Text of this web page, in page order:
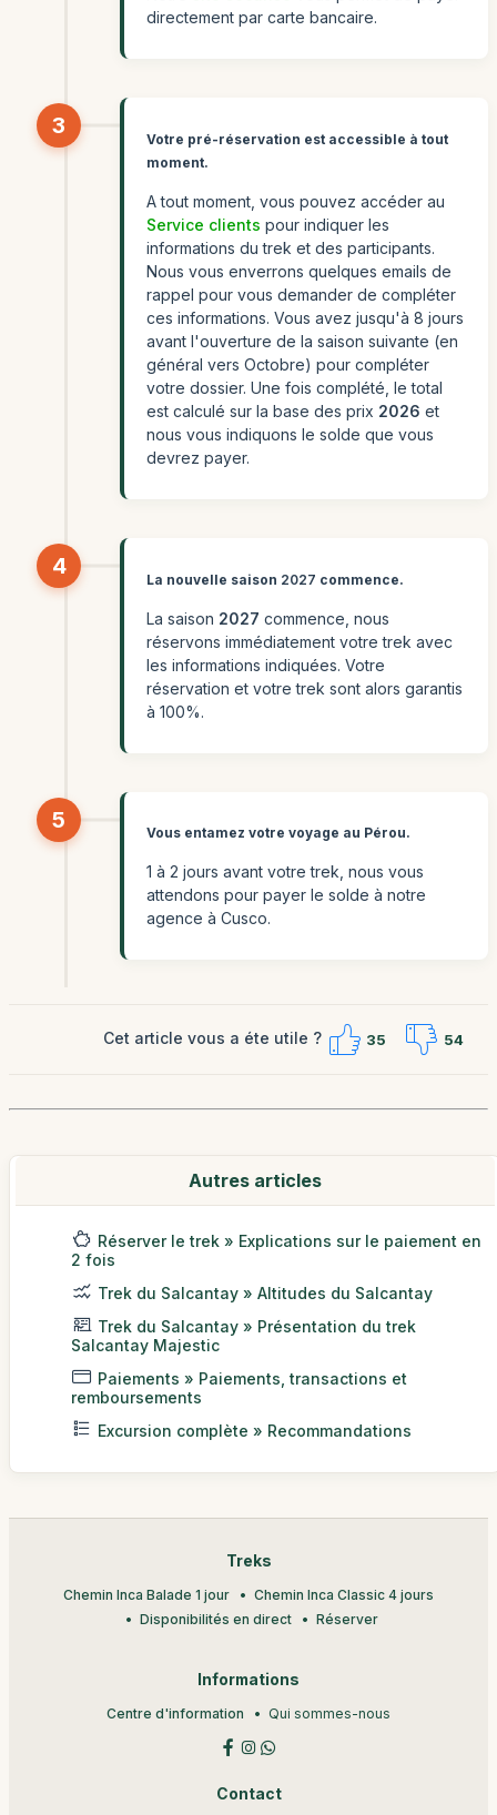
directement par carte bancaire.
3
Votre pré-réservation est accessible à tout
moment.
A tout moment, vous pouvez accéder au
Service clients pour indiquer les
informations du trek et des participants.
Nous vous enverrons quelques emails de
rappel pour vous demander de compléter
ces informations. Vous avez jusqu'à 8 jours
avant l'ouverture de la saison suivante (en
général vers Octobre) pour compléter
votre dossier. Une fois complété, le total
est calculé sur la base des prix 2026 et
nous vous indiquons le solde que vous
devrez payer.
4
La nouvelle saison 2027 commence.
La saison 2027 commence, nous
réservons immédiatement votre trek avec
les informations indiquées. Votre
réservation et votre trek sont alors garantis
à 100%.
5
Vous entamez votre voyage au Pérou.
1 à 2 jours avant votre trek, nous vous
attendons pour payer le solde à notre
agence à Cusco.
Cet article vous a éte utile ? 35 54
Autres articles
Réserver le trek » Explications sur le paiement en
2 fois
Trek du Salcantay » Altitudes du Salcantay
Trek du Salcantay » Présentation du trek
Salcantay Majestic
Paiements » Paiements, transactions et
remboursements
Excursion complète » Recommandations
Treks
Chemin Inca Balade 1 jour
Chemin Inca Classic 4 jours
Disponibilités en direct
Réserver
Informations
Centre d'information Qui sommes-nous
Contact